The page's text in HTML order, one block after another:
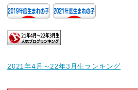
2021年4月～22年3月生ランキング